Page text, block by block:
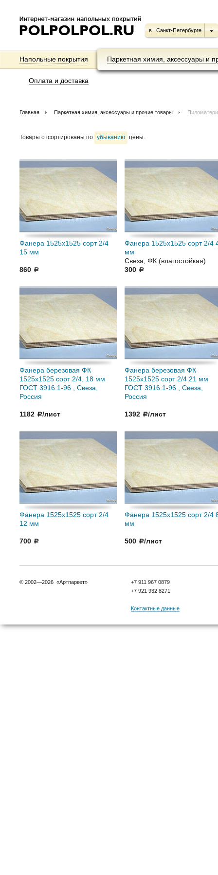
в Санкт-Петербурге
Напольные покрытия Паркетная химия, аксессуары и
Оплата и доставка
Главная Паркетная химия, аксессуары и прочие товары
Товары отсортированы по убыванию цены.
Фанера 1525x1525 сорт 2/4
15 мм
860 a
Фанера 1525x1525 сорт 2/4
мм
Свеза, ФК (влагостойкая)
300 a
Фанера березовая ФК
1525x1525 сорт 2/4, 18 мм
ГОСТ 3916.1-96 , Свеза,
Россия
1182 a/лист
Фанера березовая ФК
1525x1525 сорт 2/4 21 мм
ГОСТ 3916.1-96 , Свеза,
Россия
1392 a/лист
Фанера 1525x1525 сорт 2/4
12 мм
700 a
Фанера 1525x1525 сорт 2/4
мм
500 a/лист
© 2002—2026 «Артпаркет»
+7 911 967 0879
+7 921 932 8271
Контактные данные